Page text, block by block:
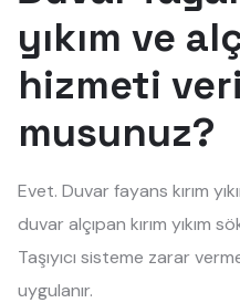
yıkım ve
hizmeti
musunuz?
Evet. Duvar fayans kırım
duvar alçıpan kırım yıkım
Taşıyıcı sisteme zarar
uygulanır.